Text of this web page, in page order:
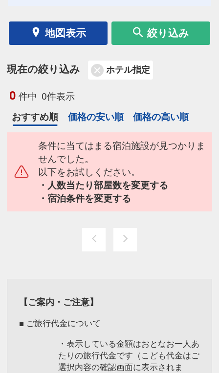
地図表示 絞り込み
現在の絞り込み ホテル指定
0 件中 0件表示
おすすめ順
価格の安い順 価格の高い順
条件に当てはまる宿泊施設が見つかりま
せんでした。
以下をお試しください。
・人数当たり部屋数を変更する
・宿泊条件を変更する
【ご案内・ご注意】
■ ご旅行代金について
・表示している金額はおとなお一人あ
たりの旅行代金です（こども代金はご
選択内容の確認画面に表示されま